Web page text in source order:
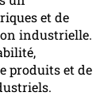
et de
industrielle.
produits et de